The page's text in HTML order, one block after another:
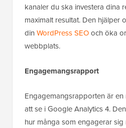
kanaler du ska investera dina
maximalt resultat. Den hjälper
din WordPress SEOoch öka
webbplats.
Engagemangsrapport
Engagemangsrapporten är
att se i Google Analytics 4.
hur många som engagerar